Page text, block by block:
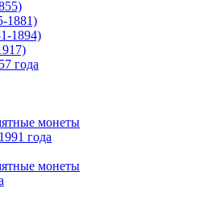
1881)
1894)
года
монеты
года
монеты